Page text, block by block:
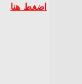
اضغط هنا